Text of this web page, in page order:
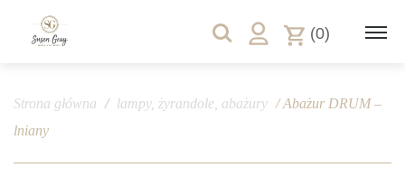
(0)
Strona główna / lampy, żyrandole, abażury / Abażur DRUM –
lniany